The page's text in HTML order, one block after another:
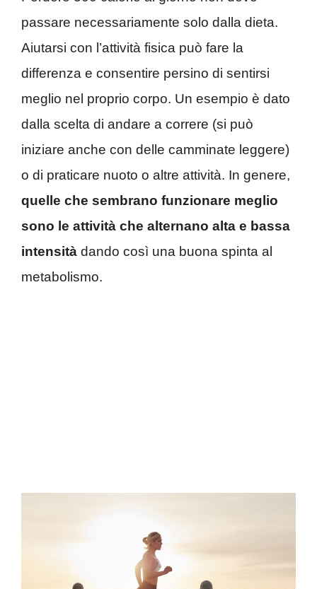
passare necessariamente solo dalla dieta.
Aiutarsi con l’attività fisica può fare la
differenza e consentire persino di sentirsi
meglio nel proprio corpo. Un esempio è dato
dalla scelta di andare a correre (si può
iniziare anche con delle camminate leggere)
o di praticare nuoto o altre attività. In genere,
quelle che sembrano funzionare meglio
sono le attività che alternano alta e bassa
intensità dando così una buona spinta al
metabolismo.